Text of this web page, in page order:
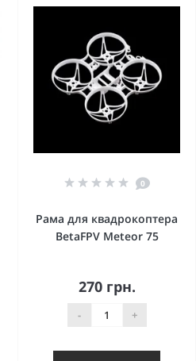
0
Рама для квадрокоптера
BetaFPV Meteor 75
270 грн.
- +